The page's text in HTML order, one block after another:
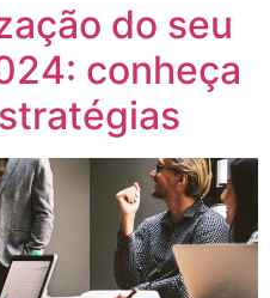
do seu
conheça